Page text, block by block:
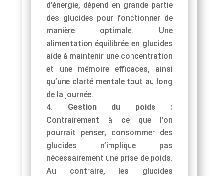
d’énergie, dépend en grande partie
des glucides pour fonctionner de
manière optimale. Une
alimentation équilibrée en glucides
aide à maintenir une concentration
et une mémoire efficaces, ainsi
qu’une clarté mentale tout au long
de la journée.
Gestion du poids :
Contrairement à ce que l’on
pourrait penser, consommer des
glucides n’implique pas
nécessairement une prise de poids.
Au contraire, les glucides